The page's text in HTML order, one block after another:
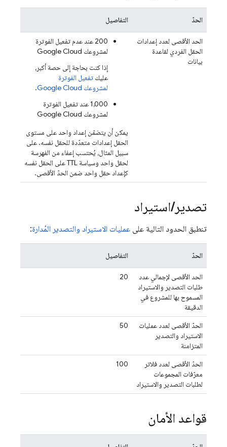
الحدّ التفاصيل
الحد الأقصى لعدد إعدادات
الحقل الفردي لقاعدة
بيانات
‫200 عند عدم تفعيل الفوترة
لمشروعك Google Cloud
إذا كنت بحاجة إلى حصة أكبر،
عليك تفعيل الفوترة
لمشروعك Google Cloud
.
‫1,000 عند تفعيل الفوترة
لمشروعك Google Cloud
يمكن أن يتضمّن إعداد واحد على مستوى
الحقل إعدادات متعدّدة للحقل نفسه. على
سبيل المثال، يُحتسب إعفاء من الفهرسة
لحقل واحد وسياسة TTL على الحقل نفسه
كإعداد حقل واحد ضمن الحدّ الأقصى.
تصدير/استيراد
تنطبق الحدود التالية على عمليات الاستيراد والتصدير المُدارة:
الحدّ التفاصيل
الحد الأقصى لإجمالي عدد
طلبات التصدير والاستيراد
المسموح بها للمشروع في
الدقيقة
20
الحدّ الأقصى لعدد عمليات
الاستيراد والتصدير
المتزامنة
50
الحدّ الأقصى لعدد فلاتر
معرّفات المجموعات
لطلبات التصدير والاستيراد
100
قواعد الأمان